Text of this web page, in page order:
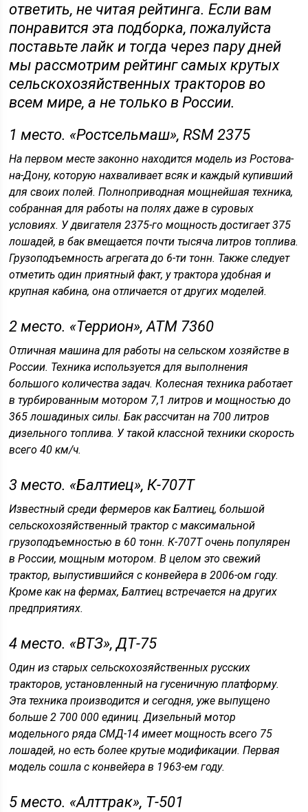
ответить, не читая рейтинга. Если вам
понравится эта подборка, пожалуйста
поставьте лайк и тогда через пару дней
мы рассмотрим рейтинг самых крутых
сельскохозяйственных тракторов во
всем мире, а не только в России.
1 место. «Ростсельмаш», RSM 2375
На первом месте законно находится модель из Ростова-
на-Дону, которую нахваливает всяк и каждый купивший
для своих полей. Полноприводная мощнейшая техника,
собранная для работы на полях даже в суровых
условиях. У двигателя 2375-го мощность достигает 375
лошадей, в бак вмещается почти тысяча литров топлива.
Грузоподъемность агрегата до 6-ти тонн. Также следует
отметить один приятный факт, у трактора удобная и
крупная кабина, она отличается от других моделей.
2 место. «Террион», ATM 7360
Отличная машина для работы на сельском хозяйстве в
России. Техника используется для выполнения
большого количества задач. Колесная техника работает
в турбированным мотором 7,1 литров и мощностью до
365 лошадиных силы. Бак рассчитан на 700 литров
дизельного топлива. У такой классной техники скорость
всего 40 км/ч.
3 место. «Балтиец», К-707Т
Известный среди фермеров как Балтиец, большой
сельскохозяйственный трактор с максимальной
грузоподъемностью в 60 тонн. К-707Т очень популярен
в России, мощным мотором. В целом это свежий
трактор, выпустившийся с конвейера в 2006-ом году.
Кроме как на фермах, Балтиец встречается на других
предприятиях.
4 место. «ВТЗ», ДТ-75
Один из старых сельскохозяйственных русских
тракторов, установленный на гусеничную платформу.
Эта техника производится и сегодня, уже выпущено
больше 2 700 000 единиц. Дизельный мотор
модельного ряда СМД-14 имеет мощность всего 75
лошадей, но есть более крутые модификации. Первая
модель сошла с конвейера в 1963-ем году.
5 место. «Алттрак», Т-501